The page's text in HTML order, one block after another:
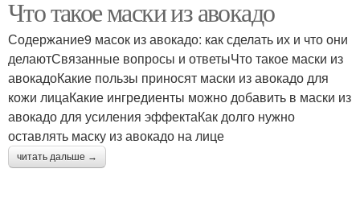
Маска для заживления Маска для замедления
Что такое маски из авокадо
Содержание9 масок из авокадо: как сделать их и что они
делаютСвязанные вопросы и ответыЧто такое маски из
авокадоКакие пользы приносят маски из авокадо для
кожи лицаКакие ингредиенты можно добавить в маски из
авокадо для усиления эффектаКак долго нужно
оставлять маску из авокадо на лице
читать дальше →